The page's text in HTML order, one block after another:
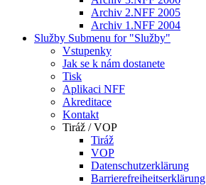
Archiv 2.NFF 2005
Archiv 1.NFF 2004
Služby Submenu for "Služby"
Vstupenky
Jak se k nám dostanete
Tisk
Aplikaci NFF
Akreditace
Kontakt
Tiráž / VOP
Tiráž
VOP
Datenschutzerklärung
Barrierefreiheitserklärung